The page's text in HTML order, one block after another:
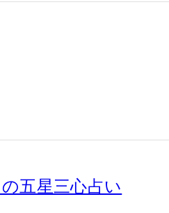
五星三心占い